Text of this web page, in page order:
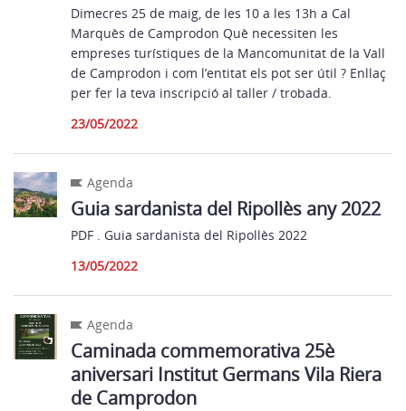
Dimecres 25 de maig, de les 10 a les 13h a Cal
Marquès de Camprodon Què necessiten les
empreses turístiques de la Mancomunitat de la Vall
de Camprodon i com l’entitat els pot ser útil ? Enllaç
per fer la teva inscripció al taller / trobada.
23/05/2022
Agenda
Guia sardanista del Ripollès any 2022
PDF . Guia sardanista del Ripollès 2022
13/05/2022
Agenda
Caminada commemorativa 25è
aniversari Institut Germans Vila Riera
de Camprodon